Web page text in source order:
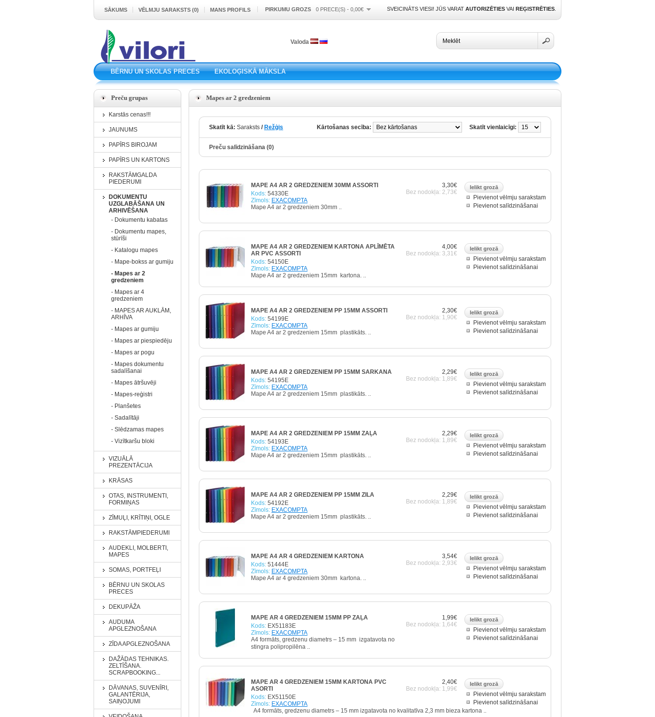
SĀKUMS VĒLMJU SARAKSTS (0) MANS PROFILS PIRKUMU GROZS 0 PRECE(S) - 0,00€ SVEICINĀTS VIESI! JŪS VARAT AUTORIZĒTIES VAI REĢISTRĒTIES
Valoda
BĒRNU UN SKOLAS PRECES EKOLOĢISKĀ MĀKSLA
Preču grupas
Karstās cenas!!!
JAUNUMS
PAPĪRS BIROJAM
PAPĪRS UN KARTONS
RAKSTĀMGALDA
PIEDERUMI
DOKUMENTU
UZGLABĀŠANA UN
ARHIVĒŠANA
- Dokumentu kabatas
- Dokumentu mapes,
stūrīši
- Katalogu mapes
- Mape-bokss ar gumiju
- Mapes ar 2
gredzeniem
- Mapes ar 4
gredzeniem
- MAPES AR AUKLĀM,
ARHĪVA
- Mapes ar gumiju
- Mapes ar piespiedēju
- Mapes ar pogu
- Mapes dokumentu
sadalīšanai
- Mapes ātršuvēji
- Mapes-reģistri
- Planšetes
- Sadalītāji
- Slēdzamas mapes
- Vizītkaršu bloki
VIZUĀLĀ
PREZENTĀCIJA
KRĀSAS
OTAS, INSTRUMENTI,
FORMIŅAS
ZĪMUĻI, KRĪTIŅI, OGLE
RAKSTĀMPIEDERUMI
AUDEKLI, MOLBERTI,
MAPES
SOMAS, PORTFEĻI
BĒRNU UN SKOLAS
PRECES
DEKUPĀŽA
AUDUMA
APGLEZNOŠANA
ZĪDA APGLEZNOŠANA
DAŽĀDAS TEHNIKAS.
ZELTĪŠANA.
SCRAPBOOKING...
DĀVANAS, SUVENĪRI,
GALANTĒRIJA,
SAIŅOJUMI
Mapes ar 2 gredzeniem
Skatīt kā: Saraksts / Režģis Skatīt vienlaicīgi:
Kārtošanas secība:
Preču salīdzināšana (0)
Pievienot vēlmju sarakstam
Pievienot salīdzināšanai
3,30€
Bez nodokļa: 2,73€
MAPE A4 AR 2 GREDZENIEM 30MM ASSORTI
Kods: 54330E
Zīmols: EXACOMPTA
Mape A4 ar 2 gredzeniem 30mm ..
Pievienot vēlmju sarakstam
Pievienot salīdzināšanai
4,00€
Bez nodokļa: 3,31€
MAPE A4 AR 2 GREDZENIEM KARTONA APLĪMĒTA
AR PVC ASSORTI
Kods: 54150E
Zīmols: EXACOMPTA
Mape A4 ar 2 gredzeniem 15mm kartona. ..
Pievienot vēlmju sarakstam
Pievienot salīdzināšanai
2,30€
Bez nodokļa: 1,90€
MAPE A4 AR 2 GREDZENIEM PP 15MM ASSORTI
Kods: 54199E
Zīmols: EXACOMPTA
Mape A4 ar 2 gredzeniem 15mm plastikāts. ..
Pievienot vēlmju sarakstam
Pievienot salīdzināšanai
2,29€
Bez nodokļa: 1,89€
MAPE A4 AR 2 GREDZENIEM PP 15MM SARKANA
Kods: 54195E
Zīmols: EXACOMPTA
Mape A4 ar 2 gredzeniem 15mm plastikāts. ..
Pievienot vēlmju sarakstam
Pievienot salīdzināšanai
2,29€
Bez nodokļa: 1,89€
MAPE A4 AR 2 GREDZENIEM PP 15MM ZAĻA
Kods: 54193E
Zīmols: EXACOMPTA
Mape A4 ar 2 gredzeniem 15mm plastikāts. ..
Pievienot vēlmju sarakstam
Pievienot salīdzināšanai
2,29€
Bez nodokļa: 1,89€
MAPE A4 AR 2 GREDZENIEM PP 15MM ZILA
Kods: 54192E
Zīmols: EXACOMPTA
Mape A4 ar 2 gredzeniem 15mm plastikāts. ..
Pievienot vēlmju sarakstam
Pievienot salīdzināšanai
3,54€
Bez nodokļa: 2,93€
MAPE A4 AR 4 GREDZENIEM KARTONA
Kods: 51444E
Zīmols: EXACOMPTA
Mape A4 ar 4 gredzeniem 30mm kartona. ..
Pievienot vēlmju sarakstam
Pievienot salīdzināšanai
1,99€
Bez nodokļa: 1,64€
MAPE AR 4 GREDZENIEM 15MM PP ZAĻA
Kods: EX51183E
Zīmols: EXACOMPTA
A4 formāts, gredzenu diametrs – 15 mm izgatavota no
stingra polipropilēna ..
Pievienot vēlmju sarakstam
Pievienot salīdzināšanai
2,40€
Bez nodokļa: 1,99€
MAPE AR 4 GREDZENIEM 15MM KARTONA PVC
ASORTI
Kods: EX51150E
Zīmols: EXACOMPTA
A4 formāts, gredzenu diametrs – 15 mm izgatavota no kvalitatīva 2,3 mm bieza kartona ..